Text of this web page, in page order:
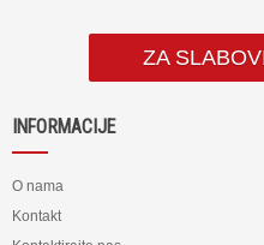
ZA
INFORMACIJE
O nama
Kontakt